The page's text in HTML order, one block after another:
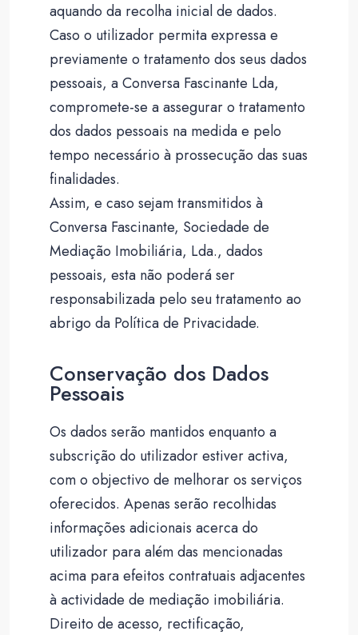
aquando da recolha inicial de dados.
Caso o utilizador permita expressa e
previamente o tratamento dos seus dados
pessoais, a Conversa Fascinante Lda,
compromete-se a assegurar o tratamento
dos dados pessoais na medida e pelo
tempo necessário à prossecução das suas
finalidades.
Assim, e caso sejam transmitidos à
Conversa Fascinante, Sociedade de
Mediação Imobiliária, Lda., dados
pessoais, esta não poderá ser
responsabilizada pelo seu tratamento ao
abrigo da Política de Privacidade.
Conservação dos Dados
Pessoais
Os dados serão mantidos enquanto a
subscrição do utilizador estiver activa,
com o objectivo de melhorar os serviços
oferecidos. Apenas serão recolhidas
informações adicionais acerca do
utilizador para além das mencionadas
acima para efeitos contratuais adjacentes
à actividade de mediação imobiliária.
Direito de acesso, rectificação,